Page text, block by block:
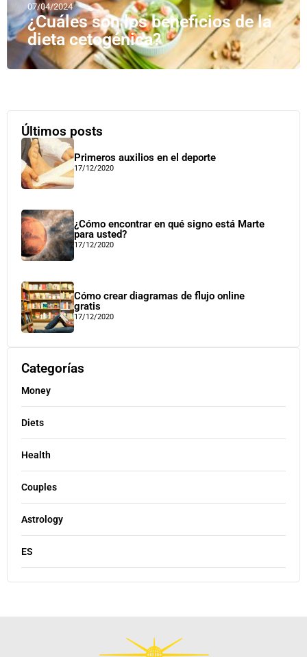
07/04/2024
¿Cuáles son los beneficios de la
dieta cetogénica?
Últimos posts
Primeros auxilios en el deporte
17/12/2020
¿Cómo encontrar en qué signo está Marte
para usted?
17/12/2020
Cómo crear diagramas de flujo online
gratis
17/12/2020
Categorías
Money
Diets
Health
Couples
Astrology
ES